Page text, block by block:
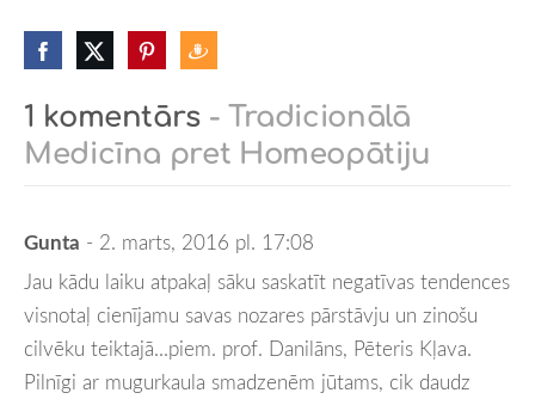
1 komentārs - Tradicionālā
Medicīna pret Homeopātiju
Gunta - 2. marts, 2016 pl. 17:08
Jau kādu laiku atpakaļ sāku saskatīt negatīvas tendences
visnotaļ cienījamu savas nozares pārstāvju un zinošu
cilvēku teiktajā...piem. prof. Danilāns, Pēteris Kļava.
Pilnīgi ar mugurkaula smadzenēm jūtams, cik daudz